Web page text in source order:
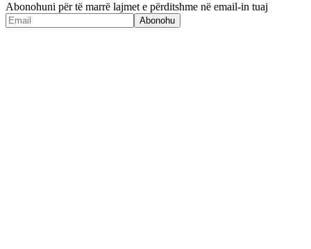
Abonohuni për të marrë lajmet e përditshme në email-in tuaj
Abonohu